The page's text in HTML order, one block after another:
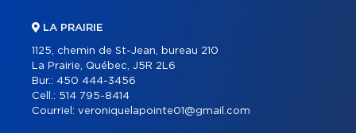
LA PRAIRIE
1125, chemin de St-Jean, bureau 210
La Prairie, Québec, J5R 2L6
Bur.: 450 444-3456
Cell.: 514 795-8414
Courriel: veroniquelapointe01@gmail.com